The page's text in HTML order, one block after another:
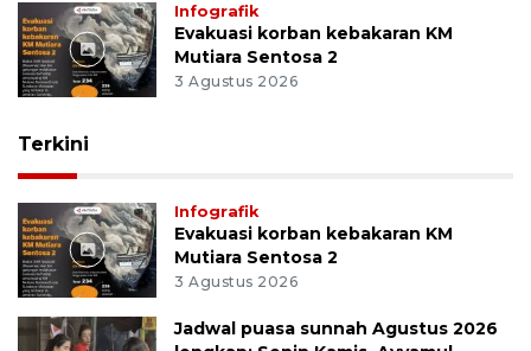
Infografik
Evakuasi korban kebakaran KM
Mutiara Sentosa 2
3 Agustus 2026
Terkini
Infografik
Evakuasi korban kebakaran KM
Mutiara Sentosa 2
3 Agustus 2026
Jadwal puasa sunnah Agustus 2026